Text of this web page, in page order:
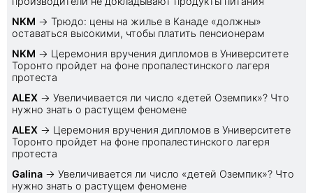
NKM → Трюдо: цены на жилье в Канаде «должны»
оставаться высокими, чтобы платить пенсионерам
NKM → Церемония вручения дипломов в Университете
Торонто пройдет на фоне пропалестинского лагеря
протеста
ALEX → Увеличивается ли число «детей Оземпик»? Что
нужно знать о растущем феномене
ALEX → Церемония вручения дипломов в Университете
Торонто пройдет на фоне пропалестинского лагеря
протеста
Galina → Увеличивается ли число «детей Оземпик»? Что
нужно знать о растущем феномене